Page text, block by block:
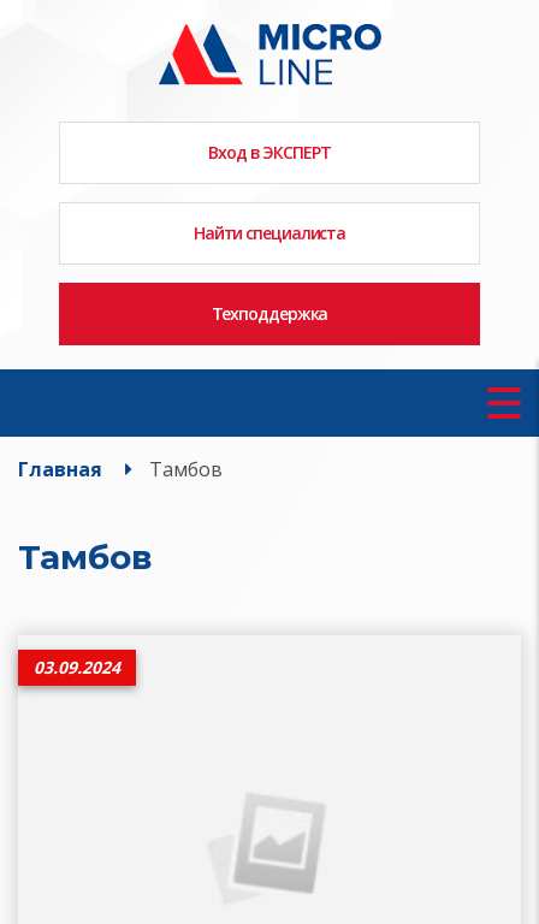
Вход в ЭКСПЕРТ
Найти специалиста
Техподдержка
Главная Тамбов
Тамбов
03.09.2024